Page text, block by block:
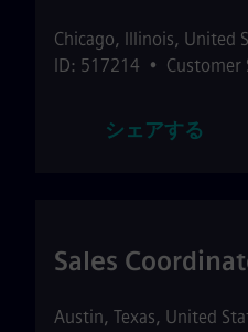
Chicago, Illinois, United
ID: 517214 • Customer
シェアする
Sales
Austin, Texas, United